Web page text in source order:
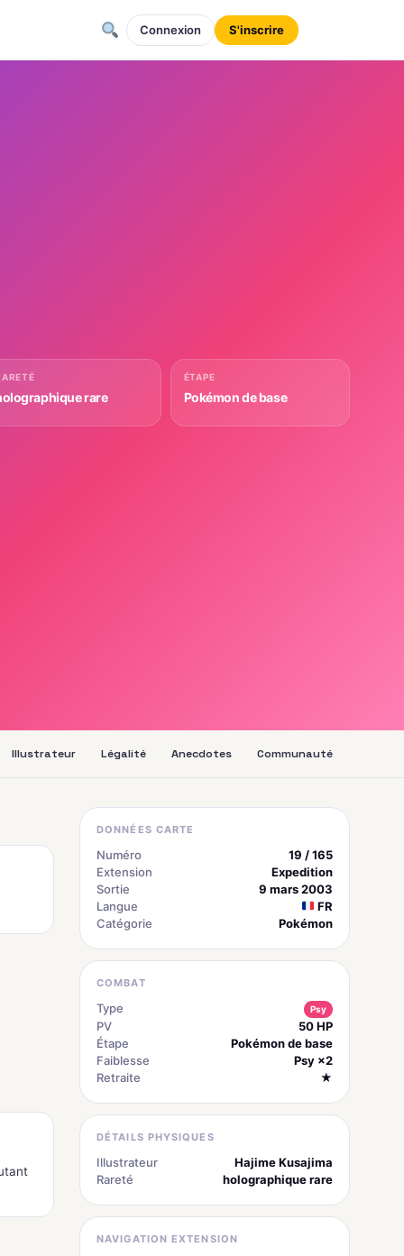
Connexion S'inscrire
rare
ÉTAPE
Pokémon de base
Illustrateur Légalité Anecdotes Communauté
DONNÉES CARTE
Numéro
19 / 165
Extension
Expedition
Sortie
9 mars 2003
Langue
FR
Catégorie
Pokémon
COMBAT
Type Psy
PV
50 HP
Étape
Pokémon de base
Faiblesse
Psy ×2
Retraite
★
DÉTAILS PHYSIQUES
Illustrateur
Hajime Kusajima
Rareté
holographique rare
NAVIGATION EXTENSION